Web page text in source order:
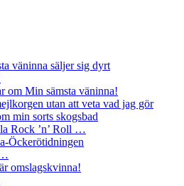
väninna säljer sig dyrt
om Min sämsta väninna!
utan att veta vad jag gör
min sorts skogsbad
Rock ’n’ Roll …
Öckerötidningen
omslagskvinna!